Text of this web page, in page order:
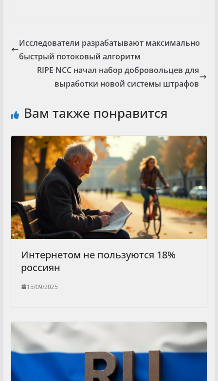
Исследователи разрабатывают максимально
быстрый потоковый алгоритм
RIPE NCC начал набор добровольцев для
выработки новой системы штрафов
Вам также понравится
Интернетом не пользуются 18%
россиян
15/09/2025